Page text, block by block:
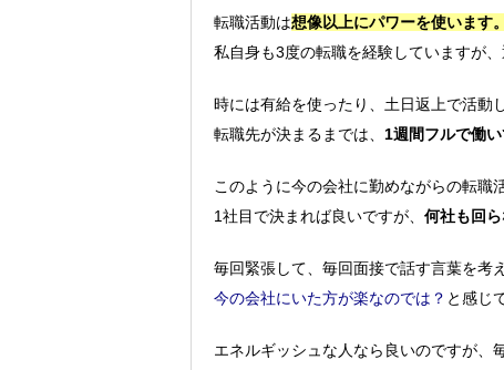
転職活動は想像以上にパワーを使います。
私自身も3度の転職を経験していますが
時には有給を使ったり、土日返上で活動
転職先が決まるまでは、 1週間フルで働
このように今の会社に勤めながらの転職
1社目で決まれば良いですが、 何社も回
毎回緊張して、毎回面接で話す言葉を考
今の会社にいた方が楽なのでは？ と感じ
エネルギッシュな人なら良いのですが、